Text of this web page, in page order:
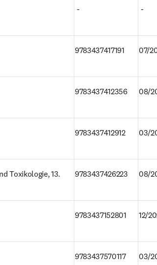
- -
9783437417191 07/
9783437412356 08/
9783437412912 03/
Toxikologie, 13.
9783437426223 08/
9783437152801 12/
9783437570117 03/